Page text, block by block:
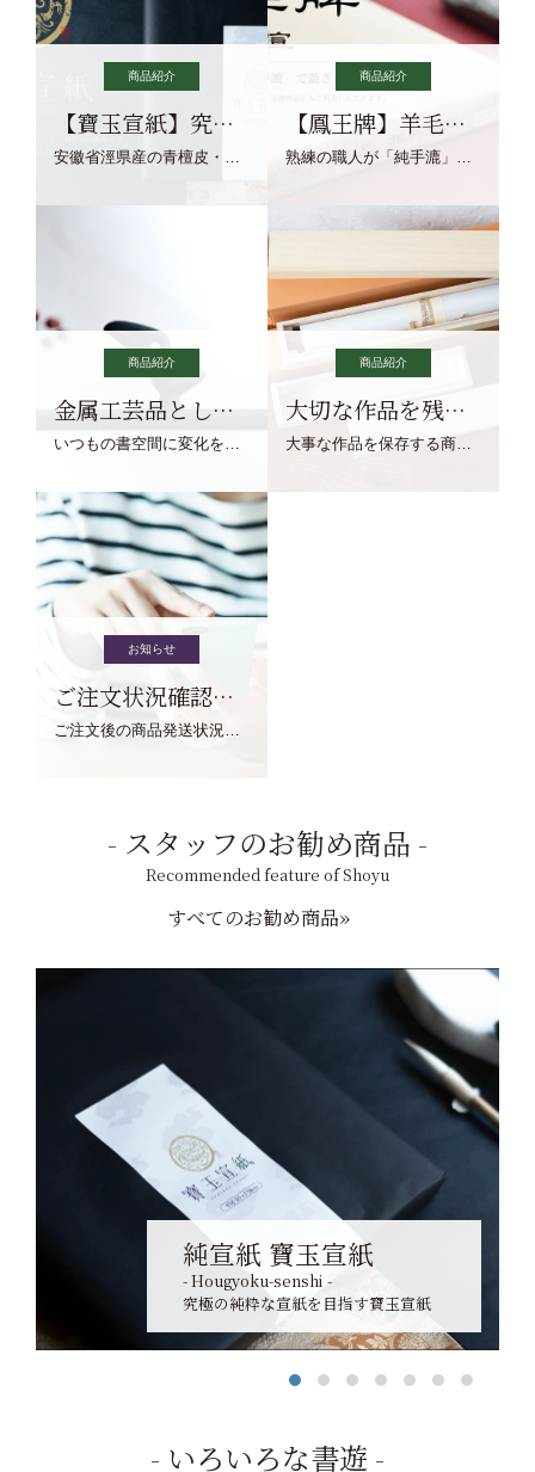
商品紹介
【寶玉宣紙】究極の純粋な宣紙を目指す寶玉宣紙
商品紹介
【鳳王牌】羊毛筆×濃墨での揮毫に最適な宣紙系画仙紙
商品紹介
金属工芸品としての文鎮
商品紹介
大切な作品を残す作品保存商品
お知らせ
ご注文状況確認について
スタッフのお勧め商品
Recommended feature of Shoyu
すべてのお勧め商品»
純宣紙 寶玉宣紙
- Hougyoku-senshi -
究極の純粋な宣紙を目指す寶玉宣紙
いろいろな書遊